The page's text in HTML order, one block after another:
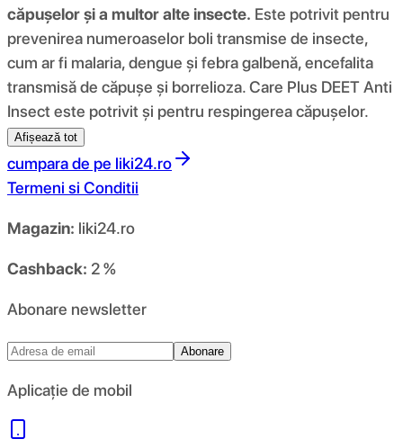
căpușelor și a multor alte insecte. Este potrivit pentru
prevenirea numeroaselor boli transmise de insecte,
cum ar fi malaria, dengue și febra galbenă, encefalita
transmisă de căpușe și borrelioza. Care Plus DEET Anti
Insect este potrivit și pentru respingerea căpușelor.
Afișează tot
cumpara de pe liki24.ro
Termeni si Conditii
Magazin: liki24.ro
Cashback: 2 %
Abonare newsletter
Abonare
Aplicație de mobil